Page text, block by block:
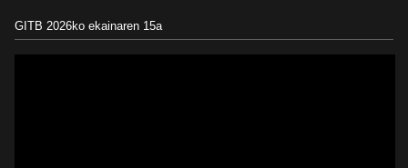
GITB 2026ko ekainaren 15a